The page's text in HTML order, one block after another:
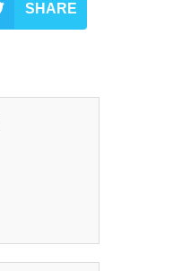
SHARE